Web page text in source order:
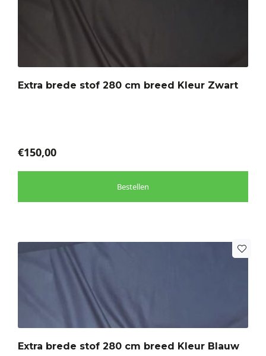
Extra brede stof 280 cm breed Kleur Zwart
€150,00
Bestellen
kan
productpagina
Extra brede stof 280 cm breed Kleur Blauw
kan